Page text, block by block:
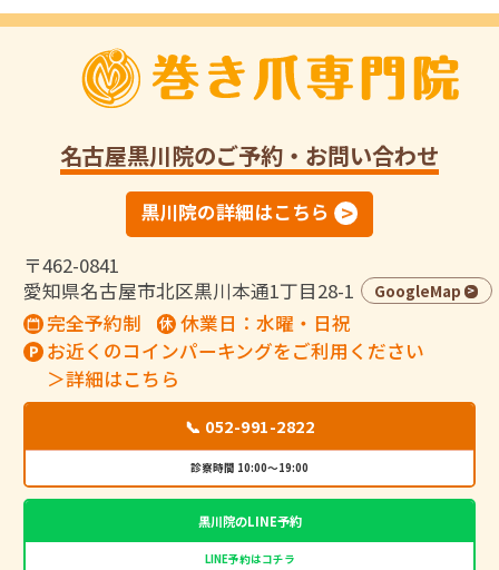
名古屋黒川院のご予約・お問い合わせ
黒川院の詳細はこちら
〒462-0841
愛知県名古屋市北区黒川本通1丁目28-1
GoogleMap
完全予約制
休業日：水曜・日祝
お近くのコインパーキングをご利用ください
＞詳細はこちら
📞 052-991-2822
診察時間 10:00～19:00
黒川院のLINE予約
LINE予約はコチラ